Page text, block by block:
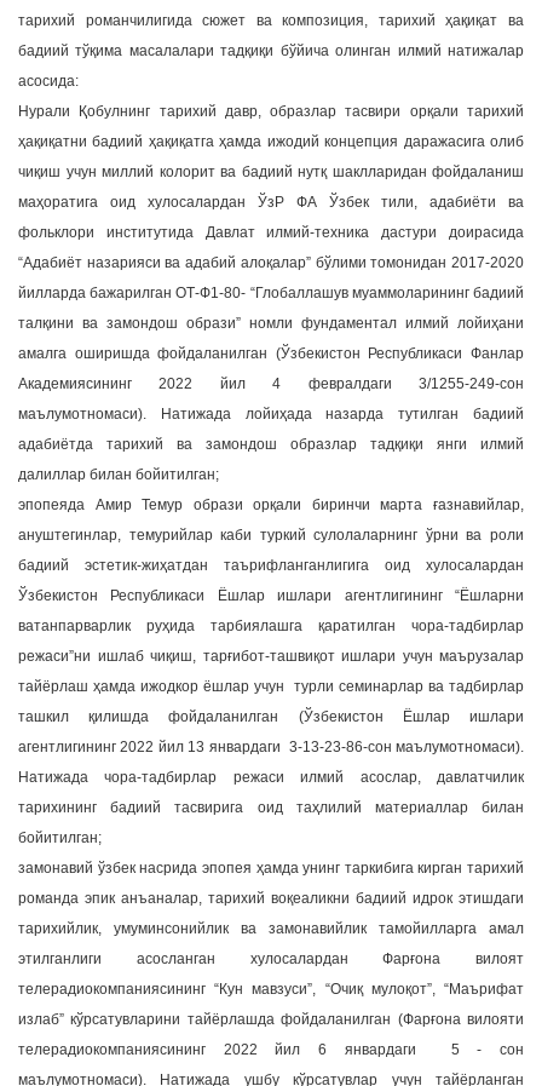
тарихий романчилигида сюжет ва композиция, тарихий ҳақиқат ва
бадиий тўқима масалалари тадқиқи бўйича олинган илмий натижалар
асосида:
Нурали Қобулнинг тарихий давр, образлар тасвири орқали тарихий
ҳақиқатни бадиий ҳақиқатга ҳамда ижодий концепция даражасига олиб
чиқиш учун миллий колорит ва бадиий нутқ шаклларидан фойдаланиш
маҳоратига оид хулосалардан ЎзР ФА Ўзбек тили, адабиёти ва
фольклори институтида Давлат илмий-техника дастури доирасида
“Адабиёт назарияси ва адабий алоқалар” бўлими томонидан 2017-2020
йилларда бажарилган ОТ-Ф1-80- “Глобаллашув муаммоларининг бадиий
талқини ва замондош образи” номли фундаментал илмий лойиҳани
амалга оширишда фойдаланилган (Ўзбекистон Республикаси Фанлар
Академиясининг 2022 йил 4 февралдаги 3/1255-249-сон
маълумотномаси). Натижада лойиҳада назарда тутилган бадиий
адабиётда тарихий ва замондош образлар тадқиқи янги илмий
далиллар билан бойитилган;
эпопеяда Амир Темур образи орқали биринчи марта ғазнавийлар,
ануштегинлар, темурийлар каби туркий сулолаларнинг ўрни ва роли
бадиий эстетик-жиҳатдан таърифланганлигига оид хулосалардан
Ўзбекистон Республикаси Ёшлар ишлари агентлигининг “Ёшларни
ватанпарварлик руҳида тарбиялашга қаратилган чора-тадбирлар
режаси”ни ишлаб чиқиш, тарғибот-ташвиқот ишлари учун маърузалар
тайёрлаш ҳамда ижодкор ёшлар учун турли семинарлар ва тадбирлар
ташкил қилишда фойдаланилган (Ўзбекистон Ёшлар ишлари
агентлигининг 2022 йил 13 январдаги 3-13-23-86-сон маълумотномаси).
Натижада чора-тадбирлар режаси илмий асослар, давлатчилик
тарихининг бадиий тасвирига оид таҳлилий материаллар билан
бойитилган;
замонавий ўзбек насрида эпопея ҳамда унинг таркибига кирган тарихий
романда эпик анъаналар, тарихий воқеаликни бадиий идрок этишдаги
тарихийлик, умуминсонийлик ва замонавийлик тамойилларга амал
этилганлиги асосланган хулосалардан Фарғона вилоят
телерадиокомпаниясининг “Кун мавзуси”, “Очиқ мулоқот”, “Маърифат
излаб” кўрсатувларини тайёрлашда фойдаланилган (Фарғона вилояти
телерадиокомпаниясининг 2022 йил 6 январдаги 5 - сон
маълумотномаси). Натижада ушбу кўрсатувлар учун тайёрланган